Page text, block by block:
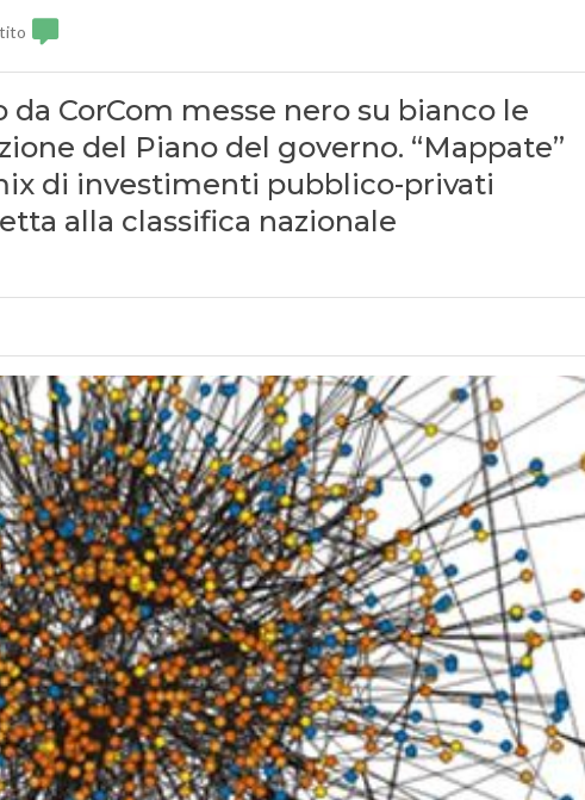
CorCom messe nero su bianco le
del Piano del governo. “Mappate”
di investimenti pubblico-privati
alla classifica nazionale